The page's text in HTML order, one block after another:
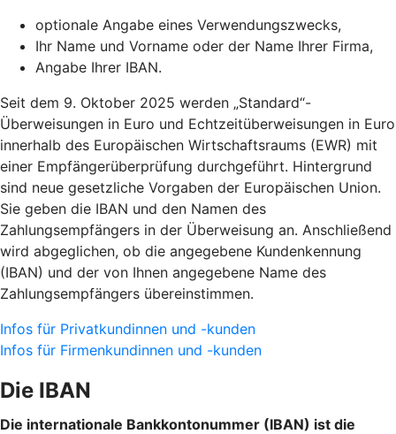
optionale Angabe eines Verwendungszwecks,
Ihr Name und Vorname oder der Name Ihrer Firma,
Angabe Ihrer IBAN.
Seit dem 9. Oktober 2025 werden „Standard“-
Überweisungen in Euro und Echtzeitüberweisungen in Euro
innerhalb des Europäischen Wirtschaftsraums (EWR) mit
einer Empfängerüberprüfung durchgeführt. Hintergrund
sind neue gesetzliche Vorgaben der Europäischen Union.
Sie geben die IBAN und den Namen des
Zahlungsempfängers in der Überweisung an. Anschließend
wird abgeglichen, ob die angegebene Kundenkennung
(IBAN) und der von Ihnen angegebene Name des
Zahlungsempfängers übereinstimmen.
Infos für Privatkundinnen und -kunden
Infos für Firmenkundinnen und -kunden
Die IBAN
Die internationale Bankkontonummer (IBAN) ist die